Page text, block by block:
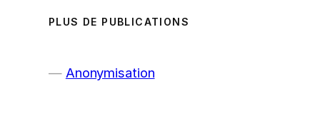
PLUS DE PUBLICATIONS
Anonymisation